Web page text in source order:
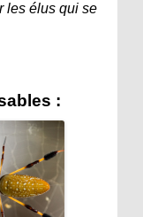
les élus qui se
: